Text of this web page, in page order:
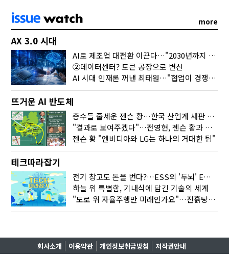
more
AX 3.0 시대
AI로 제조업 대전환 이끈다…"2030년까지 민관합동 20조 투자"
②데이터센터? 토큰 공장으로 변신
AI 시대 인재론 꺼낸 최태원…"협업이 경쟁력"
뜨거운 AI 반도체
총수들 줄세운 젠슨 황…한국 산업계 새판 짰다
"결과로 보여주겠다"…전영현, 젠슨 황과 HBM5 논의
젠슨 황 "엔비디아와 LG는 하나의 거대한 팀"
테크따라잡기
전기 창고도 돈을 번다?…ESS의 '두뇌' EMO가 뭐길래
하늘 위 특별함, 기내식에 담긴 기술의 세계
"도로 위 자율주행만 미래인가요"…진흙탕서 길 내는 HD현대 AI 기술
회사소개 이용약관 개인정보취급방침 저작권안내